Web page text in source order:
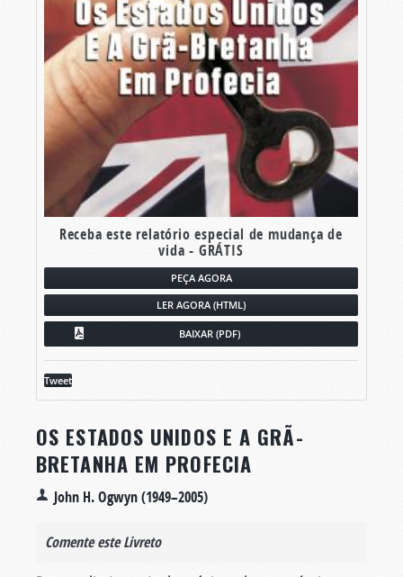
Receba este relatório especial de mudança de
vida - GRÁTIS
PEÇA AGORA
LER AGORA (HTML)
BAIXAR (PDF)
Tweet
OS ESTADOS UNIDOS E A GRÃ-
BRETANHA EM PROFECIA
John H. Ogwyn (1949–2005)
Comente este Livreto